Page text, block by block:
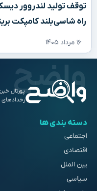
راه شاسی‌بلند کامپکت
۱۶ مرداد ۱۴۰۵
پورتال
رخدادهای
دسته بندی ها
اجتماعی
اقتصادی
بین الملل
سیاسی